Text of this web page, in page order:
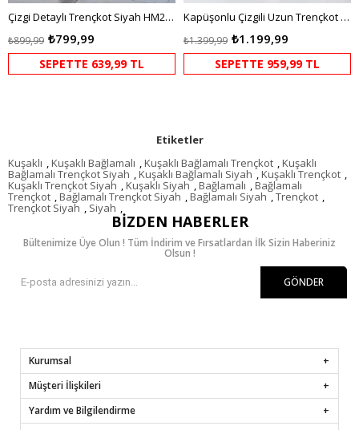
Çizgi Detaylı Trençkot Siyah HM2283
₺799,99
₺899,99
SEPETTE 639,99 TL
Kapüşonlu Çizgili Uzun Trençkot Siyah HM2332
₺1.199,99
₺1.399,99
SEPETTE 959,99 TL
Etiketler
Kuşaklı
Kuşaklı Bağlamalı Kuşaklı Bağlamalı Trençkot Kuşaklı
Bağlamalı Trençkot Siyah Kuşaklı Bağlamalı Siyah , Kuşaklı Trençkot
Kuşaklı Trençkot Siyah Kuşaklı Siyah Bağlamalı Bağlamalı
Trençkot Bağlamalı Trençkot Siyah Bağlamalı Siyah , Trençkot
Trençkot Siyah Siyah
BIZDEN HABERLER
Bültenimize Üye Olun ! Tüm İndirim ve Fırsatlardan İlk Sizin Haberiniz
Olsun !
GÖNDER
Kurumsal
Müşteri İlişkileri
Yardım ve Bilgilendirme